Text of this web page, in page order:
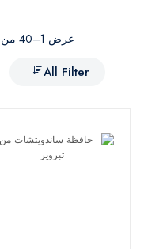
عرض 1–40 من 51 نتيجة
All Filter